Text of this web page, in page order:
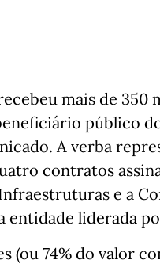
mais de 350
público
A verba
contratos
e a
entidade liderada
(ou 74% do valor